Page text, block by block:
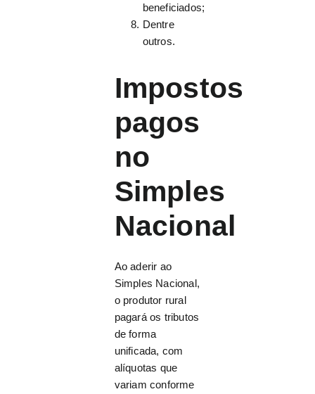
beneficiados;
Dentre
outros.
Impostos
pagos
no
Simples
Nacional
Ao aderir ao
Simples Nacional,
o produtor rural
pagará os tributos
de forma
unificada, com
alíquotas que
variam conforme